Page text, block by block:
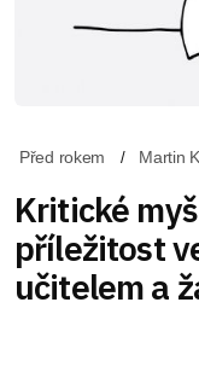
Před rokem Martin
Kritické
příležitost
učitelem a